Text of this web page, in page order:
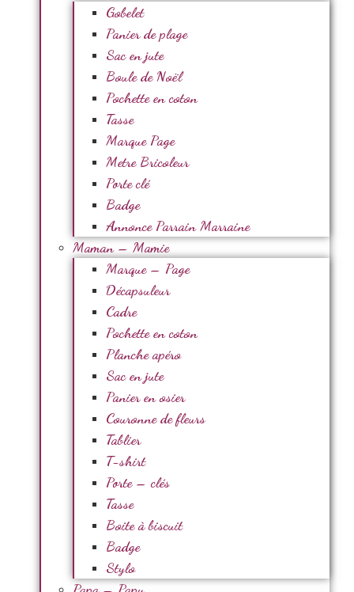
Gobelet
Panier de plage
Sac en jute
Boule de Noël
Pochette en coton
Tasse
Marque Page
Metre Bricoleur
Porte clé
Badge
Annonce Parrain Marraine
Maman – Mamie
Marque – Page
Décapsuleur
Cadre
Pochette en coton
Planche apéro
Sac en jute
Panier en osier
Couronne de fleurs
Tablier
T-shirt
Porte – clés
Tasse
Boite à biscuit
Badge
Stylo